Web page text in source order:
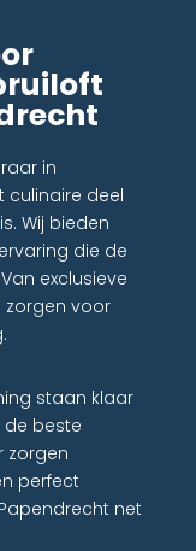
in
culinaire deel
Wij bieden
die de
exclusieve
zorgen voor
staan klaar
beste
zorgen
perfect
net